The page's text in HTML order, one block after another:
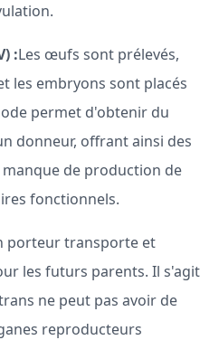
:Les œufs sont prélevés,
les embryons sont placés
permet d'obtenir du
donneur, offrant ainsi des
de production de
fonctionnels.
porteur transporte et
les futurs parents. Il s'agit
ne peut pas avoir de
reproducteurs